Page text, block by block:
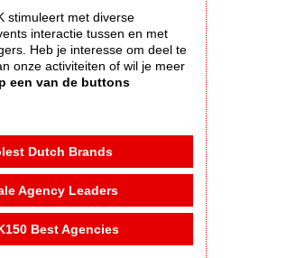
stimuleert met diverse
interactie tussen en met
Heb je interesse om deel te
onze activiteiten of wil je meer
een van de buttons
Dutch Brands
Agency Leaders
Best Agencies